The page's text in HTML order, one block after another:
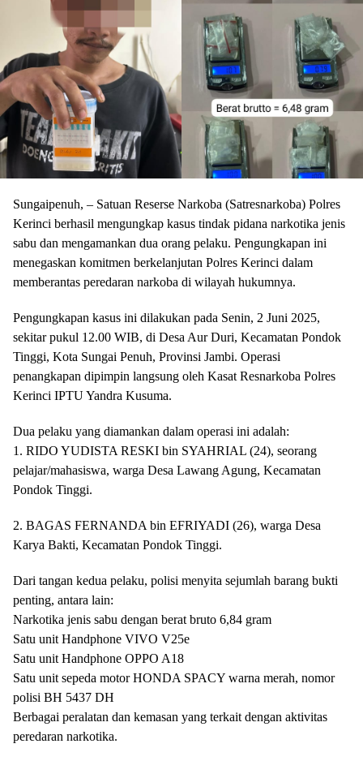
Sungaipenuh, – Satuan Reserse Narkoba (Satresnarkoba) Polres
Kerinci berhasil mengungkap kasus tindak pidana narkotika jenis
sabu dan mengamankan dua orang pelaku. Pengungkapan ini
menegaskan komitmen berkelanjutan Polres Kerinci dalam
memberantas peredaran narkoba di wilayah hukumnya.
Pengungkapan kasus ini dilakukan pada Senin, 2 Juni 2025,
sekitar pukul 12.00 WIB, di Desa Aur Duri, Kecamatan Pondok
Tinggi, Kota Sungai Penuh, Provinsi Jambi. Operasi
penangkapan dipimpin langsung oleh Kasat Resnarkoba Polres
Kerinci IPTU Yandra Kusuma.
Dua pelaku yang diamankan dalam operasi ini adalah:
1. RIDO YUDISTA RESKI bin SYAHRIAL (24), seorang
pelajar/mahasiswa, warga Desa Lawang Agung, Kecamatan
Pondok Tinggi.
2. BAGAS FERNANDA bin EFRIYADI (26), warga Desa
Karya Bakti, Kecamatan Pondok Tinggi.
Dari tangan kedua pelaku, polisi menyita sejumlah barang bukti
penting, antara lain:
Narkotika jenis sabu dengan berat bruto 6,84 gram
Satu unit Handphone VIVO V25e
Satu unit Handphone OPPO A18
Satu unit sepeda motor HONDA SPACY warna merah, nomor
polisi BH 5437 DH
Berbagai peralatan dan kemasan yang terkait dengan aktivitas
peredaran narkotika.